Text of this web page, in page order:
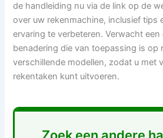
de handleiding nu via de link op de
over uw rekenmachine, inclusief tips
ervaring te verbeteren. Verwacht
benadering die van toepassing is op
verschillende modellen, zodat u met
rekentaken kunt uitvoeren.